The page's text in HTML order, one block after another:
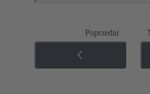
Poprzedni